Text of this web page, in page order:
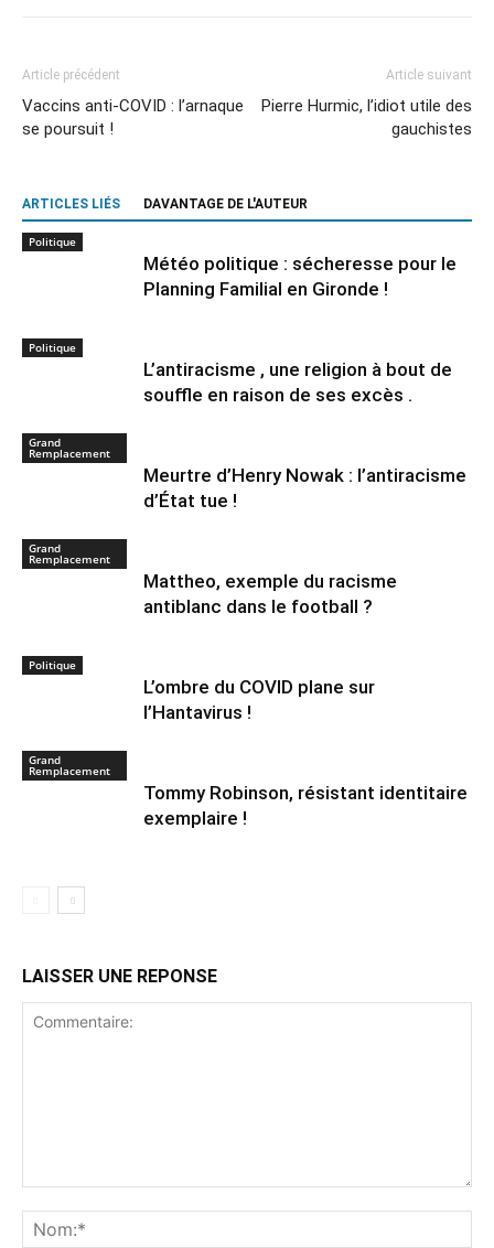
Article précédent
Vaccins anti-COVID : l’arnaque
se poursuit !
Article suivant
Pierre Hurmic, l’idiot utile des
gauchistes
ARTICLES LIÉS DAVANTAGE DE L'AUTEUR
Politique
Météo politique : sécheresse pour le
Planning Familial en Gironde !
Politique
L’antiracisme , une religion à bout de
souffle en raison de ses excès .
Grand
Remplacement
Meurtre d’Henry Nowak : l’antiracisme
d’État tue !
Grand
Remplacement
Mattheo, exemple du racisme
antiblanc dans le football ?
Politique
L’ombre du COVID plane sur
l’Hantavirus !
Grand
Remplacement
Tommy Robinson, résistant identitaire
exemplaire !
LAISSER UNE REPONSE